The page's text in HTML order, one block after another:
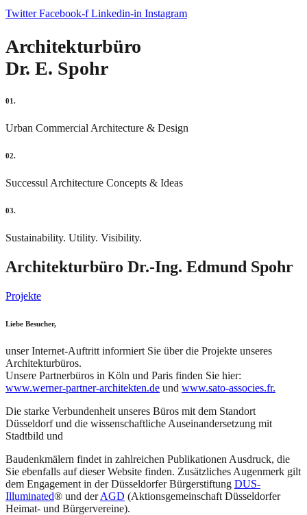
Twitter Facebook-f Linkedin-in Instagram
Architekturbüro
Dr. E. Spohr
01.
Urban Commercial Architecture & Design
02.
Successul Architecture Concepts & Ideas
03.
Sustainability. Utility. Visibility.
Architekturbüro Dr.-Ing. Edmund Spohr
Projekte
Liebe Besucher,
unser Internet-Auftritt informiert Sie über die Projekte unseres
Architekturbüros.
Unsere Partnerbüros in Köln und Paris finden Sie hier:
www.werner-partner-architekten.de und www.sato-associes.fr.
Die starke Verbundenheit unseres Büros mit dem Standort
Düsseldorf und die wissenschaftliche Auseinandersetzung mit
Stadtbild und
Baudenkmälern findet in zahlreichen Publikationen Ausdruck, die
Sie ebenfalls auf dieser Website finden. Zusätzliches Augenmerk gilt
dem Engagement in der Düsseldorfer Bürgerstiftung DUS-
Illuminated® und derAGD (Aktionsgemeinschaft Düsseldorfer
Heimat- und Bürgervereine).